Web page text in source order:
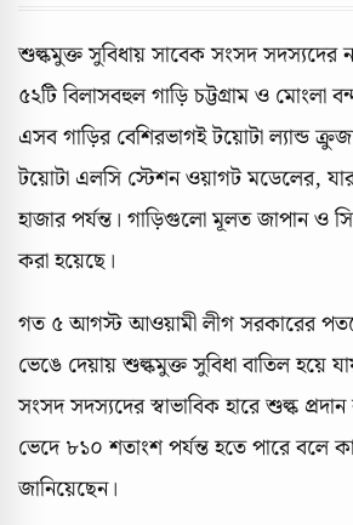
শুল্কমুক্ত সুবিধায় সাবেক সংসদ সদস্যদের
৫২টি বিলাসবহুল গাড়ি চট্টগ্রাম ও মোংলা
এসব গাড়ির বেশিরভাগই টয়োটা ল্যান্ড
টয়োটা এলসি স্টেশন ওয়াগট মডেলের,
হাজার পর্যন্ত। গাড়িগুলো মূলত জাপান ও
করা হয়েছে।
গত ৫ আগস্ট আওয়ামী লীগ সরকারের
ভেঙে দেয়ায় শুল্কমুক্ত সুবিধা বাতিল হয়ে
সংসদ সদস্যদের স্বাভাবিক হারে শুল্ক
ভেদে ৮১০ শতাংশ পর্যন্ত হতে পারে বলে
জানিয়েছেন।